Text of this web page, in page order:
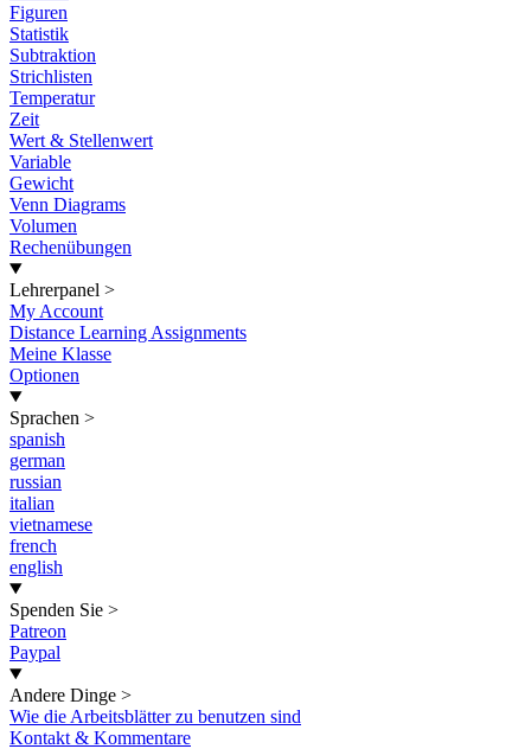
Figuren
Statistik
Subtraktion
Strichlisten
Temperatur
Zeit
Wert & Stellenwert
Variable
Gewicht
Venn Diagrams
Volumen
Rechenübungen
Lehrerpanel >
My Account
Distance Learning Assignments
Meine Klasse
Optionen
Sprachen >
spanish
german
russian
italian
vietnamese
french
english
Spenden Sie >
Patreon
Paypal
Andere Dinge >
Wie die Arbeitsblätter zu benutzen sind
Kontakt & Kommentare